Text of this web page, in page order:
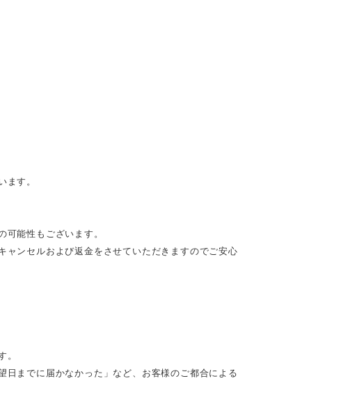
ます。
能性もございます。
ャンセルおよび返金をさせていただきますのでご安心
。
日までに届かなかった」など、お客様のご都合による